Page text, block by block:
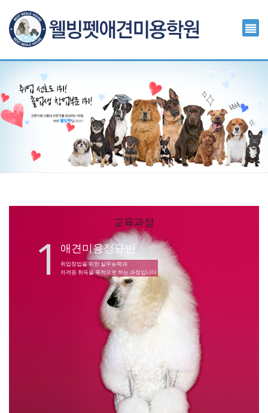
1 애견미용정규반
취업창업을 위한 실무능력과
자격증 취득을 목적으로 하는 과정입니다.
교육과정